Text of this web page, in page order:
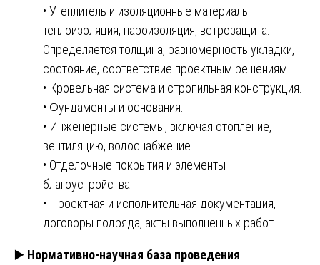
• Утеплитель и изоляционные материалы:
теплоизоляция, пароизоляция, ветрозащита.
Определяется толщина, равномерность укладки,
состояние, соответствие проектным решениям.
• Кровельная система и стропильная конструкция.
• Фундаменты и основания.
• Инженерные системы, включая отопление,
вентиляцию, водоснабжение.
• Отделочные покрытия и элементы
благоустройства.
• Проектная и исполнительная документация,
договоры подряда, акты выполненных работ.
▶️ Нормативно-научная база проведения